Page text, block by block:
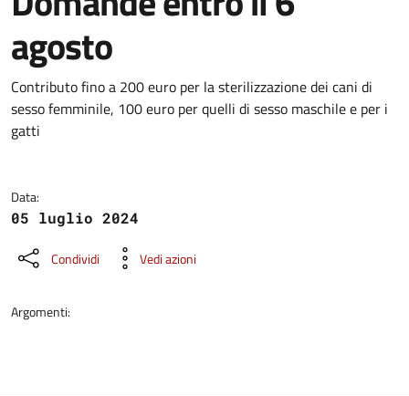
agosto
Dettagli della notizia
Contributo fino a 200 euro per la sterilizzazione dei cani di
sesso femminile, 100 euro per quelli di sesso maschile e per i
gatti
Data:
05 luglio 2024
Condividi Vedi azioni
Argomenti: